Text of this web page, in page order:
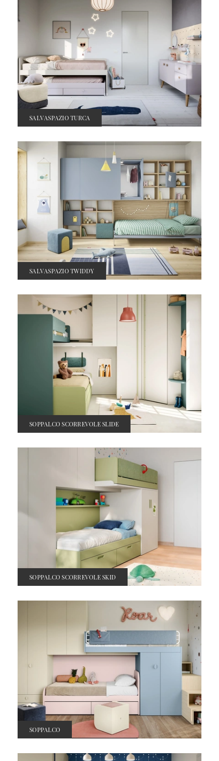
SALVASPAZIO TURCA
SALVASPAZIO TWIDDY
SOPPALCO SCORREVOLE SLIDE
SOPPALCO SCORREVOLE SKID
SOPPALCO